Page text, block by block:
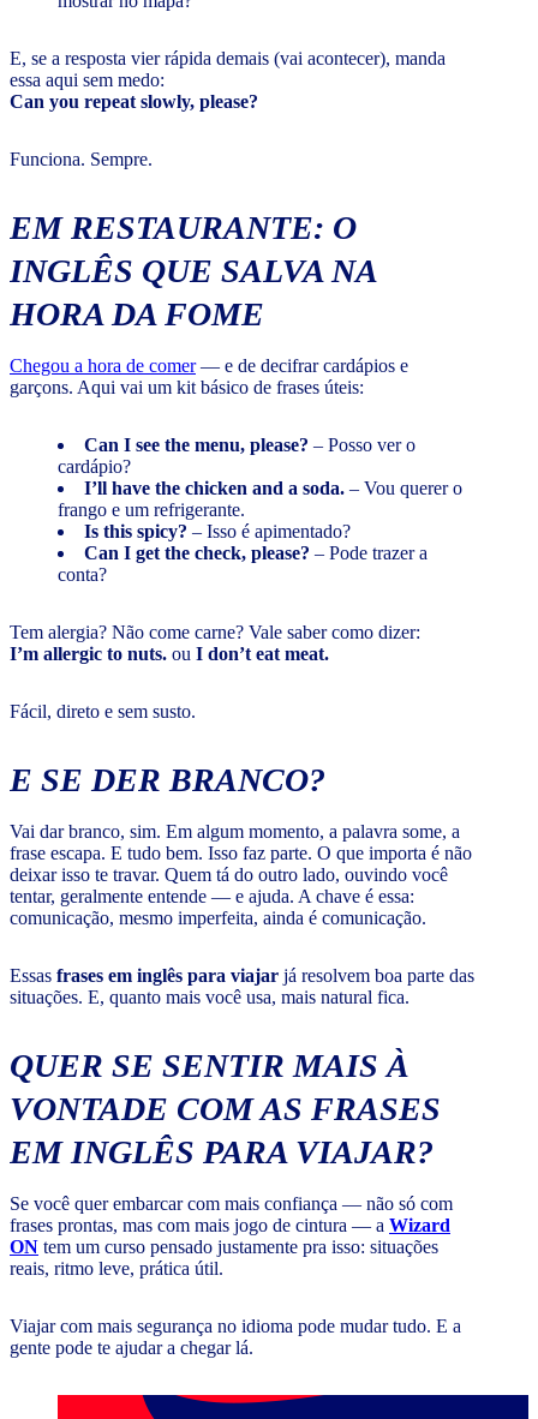
E, se a resposta vier rápida demais (vai acontecer), manda
essa aqui sem medo:
Can you repeat slowly, please?
Funciona. Sempre.
EM RESTAURANTE: O
INGLÊS QUE SALVA NA
HORA DA FOME
Chegou a hora de comer— e de decifrar cardápios e
garçons. Aqui vai um kit básico de frases úteis:
Can I see the menu, please? – Posso ver o
cardápio?
I’ll have the chicken and a soda. – Vou querer o
frango e um refrigerante.
Is this spicy? – Isso é apimentado?
Can I get the check, please? – Pode trazer a
conta?
Tem alergia? Não come carne? Vale saber como dizer:
I’m allergic to nuts. ou I don’t eat meat.
Fácil, direto e sem susto.
E SE DER BRANCO?
Vai dar branco, sim. Em algum momento, a palavra some, a
frase escapa. E tudo bem. Isso faz parte. O que importa é não
deixar isso te travar. Quem tá do outro lado, ouvindo você
tentar, geralmente entende — e ajuda. A chave é essa:
comunicação, mesmo imperfeita, ainda é comunicação.
Essas frases em inglês para viajar já resolvem boa parte das
situações. E, quanto mais você usa, mais natural fica.
QUER SE SENTIR MAIS À
VONTADE COM AS FRASES
EM INGLÊS PARA VIAJAR?
Se você quer embarcar com mais confiança — não só com
frases prontas, mas com mais jogo de cintura — a Wizard
ON tem um curso pensado justamente pra isso: situações
reais, ritmo leve, prática útil.
Viajar com mais segurança no idioma pode mudar tudo. E a
gente pode te ajudar a chegar lá.